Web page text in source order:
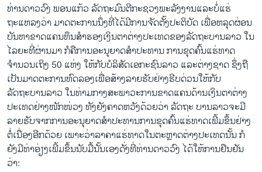
ທ່ານດາວວົງ ພອນແກ້ວ ລັດຖະມົນຕີກະຊວງພະລັງງານແລະບໍ່ແຮ່
ຖະແຫລງວ່າ ມາດຕະການນຶ່ງທີ່ໄດ້ມີການຈັດຕັ້ງປະຕິບັດ ເພື່ອຫລຸດຜ່ອນ
ບັນຫາຂາດແຄນທຶນສຳຮອງເງິນຕາຕ່າງປະເທດຂອງລັດຖະບານລາວ ໃນ
ໄລຍະທີ່ຜ່ານມາ ກໍຄືການອະນຸຍາດສຳປະທານ ການຂຸດຄົ້ນແຮ່ທາດ
ຈຳນວນເຖິງ 50 ແຫ່ງ ໃຫ້ກັບບໍລິສັດເອກະຊົນລາວ ແລະຕ່າງຊາດ ຊຶ່ງຖື
ເປັນມາດຕະການທົດລອງເພື່ອສ້າງລາຍຮັບຢ່າງຮີບດ່ວນໃຫ້ກັບ
ລັດຖະບານລາວ ໃນທ່າມກາງສະພາວະການຂາດແຄນດ້ານເງິນຕາຕ່າງ
ປະເທດຢ່າງໜັກໜ່ວງ ທັງຍັງຄາດຫວັງດ້ວຍວ່າ ລັດຖະ ບານລາວຈະມີ
ລາຍຮັບຈາກການອະນຸຍາດສຳປະທານການຂຸດຄົ້ນແຮ່ທາດເພີ້ມຂຶ້ນຢ່າງ
ຕໍ່ເນື່ອງອີກດ້ວຍ ເພາະວ່າລາຄາແຮ່ທາດໃນຕະຫຼາດຕ່າງປະເທດນັ້ນ ກໍ
ຍັງມີທ່າອ່ຽງເພີ້ມຂຶ້ນນັບມື້ນັ້ນເອງດັ່ງທີ່ທ່ານດາວວົງ ໄດ້ໃຫ້ການຢືນຢັນ
ວ່າ: